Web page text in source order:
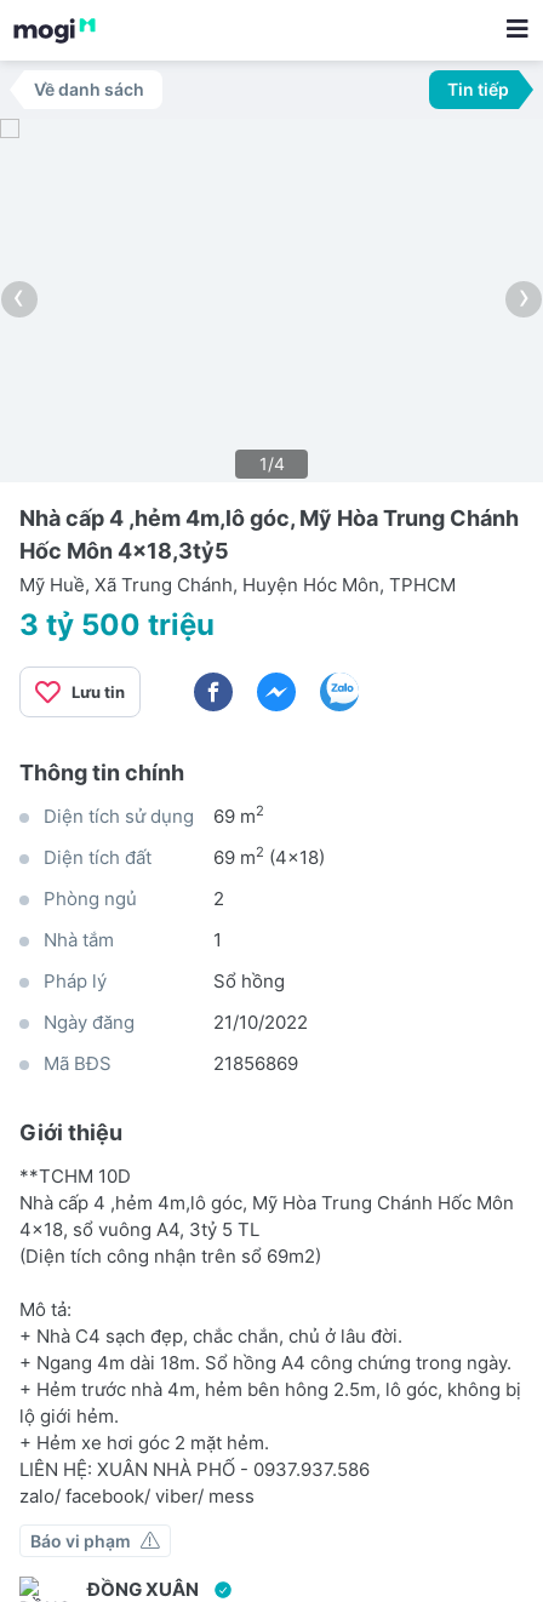
Về danh sách Tin tiếp
‹ ›
1/4
Nhà cấp 4 ,hẻm 4m,lô góc, Mỹ Hòa Trung Chánh
Hốc Môn 4x18,3tỷ5
Mỹ Huề, Xã Trung Chánh, Huyện Hóc Môn, TPHCM
3 tỷ 500 triệu
Lưu tin
Thông tin chính
Diện tích sử dụng 69 m2
Diện tích đất 69 m2 (4x18)
Phòng ngủ
2
Nhà tắm
1
Pháp lý
Sổ hồng
Ngày đăng
21/10/2022
Mã BĐS
21856869
Giới thiệu
**TCHM 10D
Nhà cấp 4 ,hẻm 4m,lô góc, Mỹ Hòa Trung Chánh Hốc Môn
4x18, sổ vuông A4, 3tỷ 5 TL
(Diện tích công nhận trên sổ 69m2)
Mô tả:
+ Nhà C4 sạch đẹp, chắc chắn, chủ ở lâu đời.
+ Ngang 4m dài 18m. Sổ hồng A4 công chứng trong ngày.
+ Hẻm trước nhà 4m, hẻm bên hông 2.5m, lô góc, không bị
lộ giới hẻm.
+ Hẻm xe hơi góc 2 mặt hẻm.
LIÊN HỆ: XUÂN NHÀ PHỐ - 0937.937.586
zalo/ facebook/ viber/ mess
Báo vi phạm
ĐỒNG XUÂN